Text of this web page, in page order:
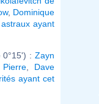
, Dominique
ayant
: Zayn
Dave
ayant cet